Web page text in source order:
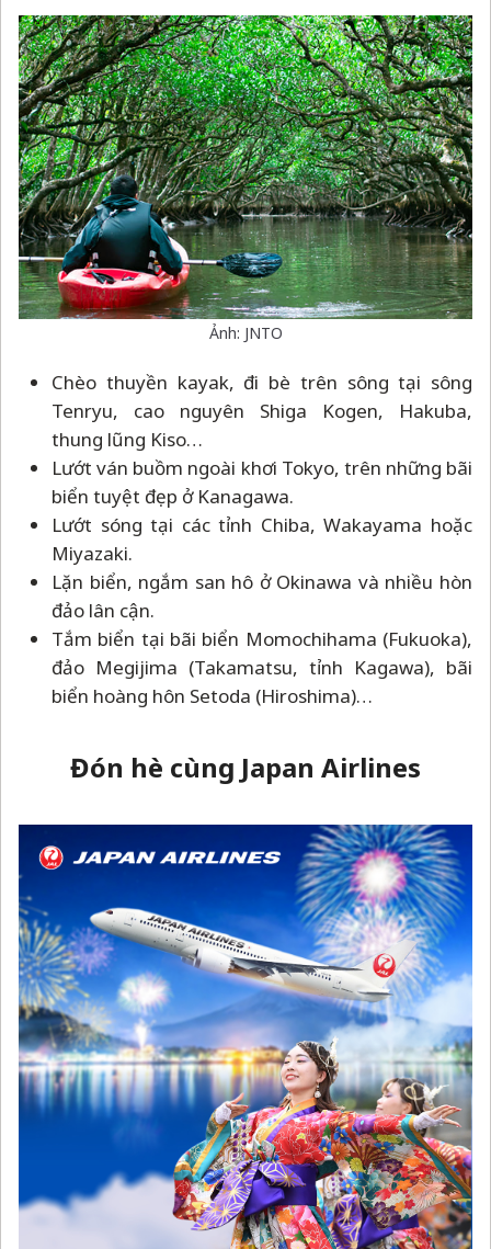
Ảnh: JNTO
Chèo thuyền kayak, đi bè trên sông tại sông
Tenryu, cao nguyên Shiga Kogen, Hakuba,
thung lũng Kiso…
Lướt ván buồm ngoài khơi Tokyo, trên những bãi
biển tuyệt đẹp ở Kanagawa.
Lướt sóng tại các tỉnh Chiba, Wakayama hoặc
Miyazaki.
Lặn biển, ngắm san hô ở Okinawa và nhiều hòn
đảo lân cận.
Tắm biển tại bãi biển Momochihama (Fukuoka),
đảo Megijima (Takamatsu, tỉnh Kagawa), bãi
biển hoàng hôn Setoda (Hiroshima)…
Đón hè cùng Japan Airlines